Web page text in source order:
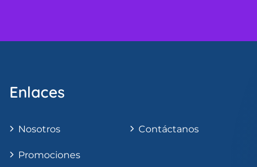
Enlaces
Nosotros Contáctanos
Promociones